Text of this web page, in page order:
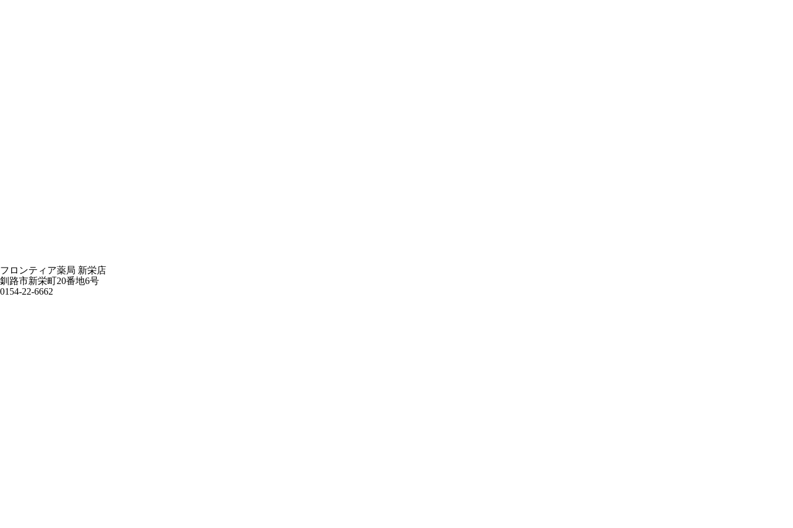
フロンティア薬局 新栄店
釧路市新栄町20番地6号
0154-22-6662